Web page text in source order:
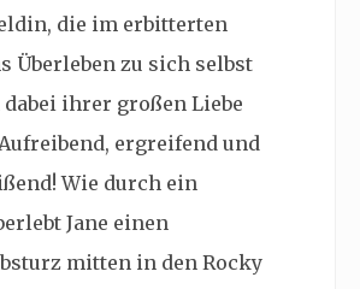
die im erbitterten
Überleben zu sich selbst
ihrer großen Liebe
ergreifend und
Wie durch ein
Jane einen
mitten in den Rocky